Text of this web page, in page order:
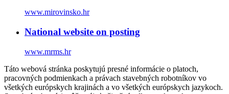
www.mirovinsko.hr
National website on posting
www.mrms.hr
Táto webová stránka poskytujú presné informácie o platoch,
pracovných podmienkach a právach stavebných robotníkov vo
všetkých európskych krajinách a vo všetkých európskych jazykoch.